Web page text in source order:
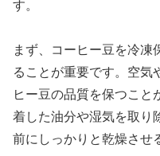
す。
まず、コーヒー豆を冷凍
ることが重要です。空気
ヒー豆の品質を保つこと
着した油分や湿気を取り
前にしっかりと乾燥させ